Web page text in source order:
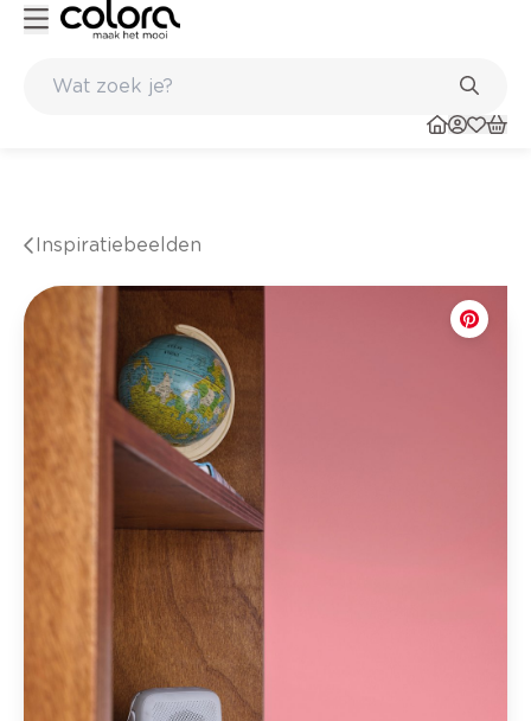
Inspiratiebeelden